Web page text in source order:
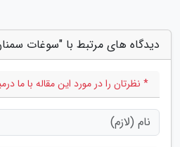
دیدگاه های مرتبط با "سوغات
* نظرتان را در مورد این مقاله با ما